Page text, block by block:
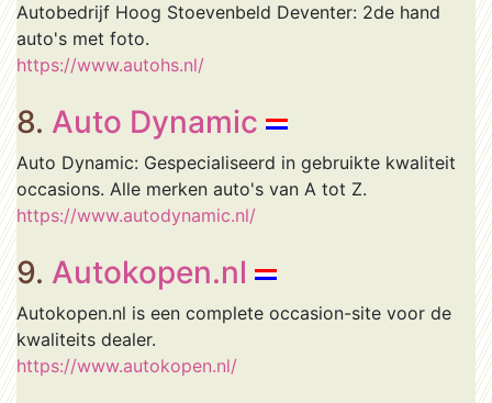
Autobedrijf Hoog Stoevenbeld Deventer: 2de hand
auto's met foto.
https://www.autohs.nl/
8. Auto Dynamic
Auto Dynamic: Gespecialiseerd in gebruikte kwaliteit
occasions. Alle merken auto's van A tot Z.
https://www.autodynamic.nl/
9. Autokopen.nl
Autokopen.nl is een complete occasion-site voor de
kwaliteits dealer.
https://www.autokopen.nl/